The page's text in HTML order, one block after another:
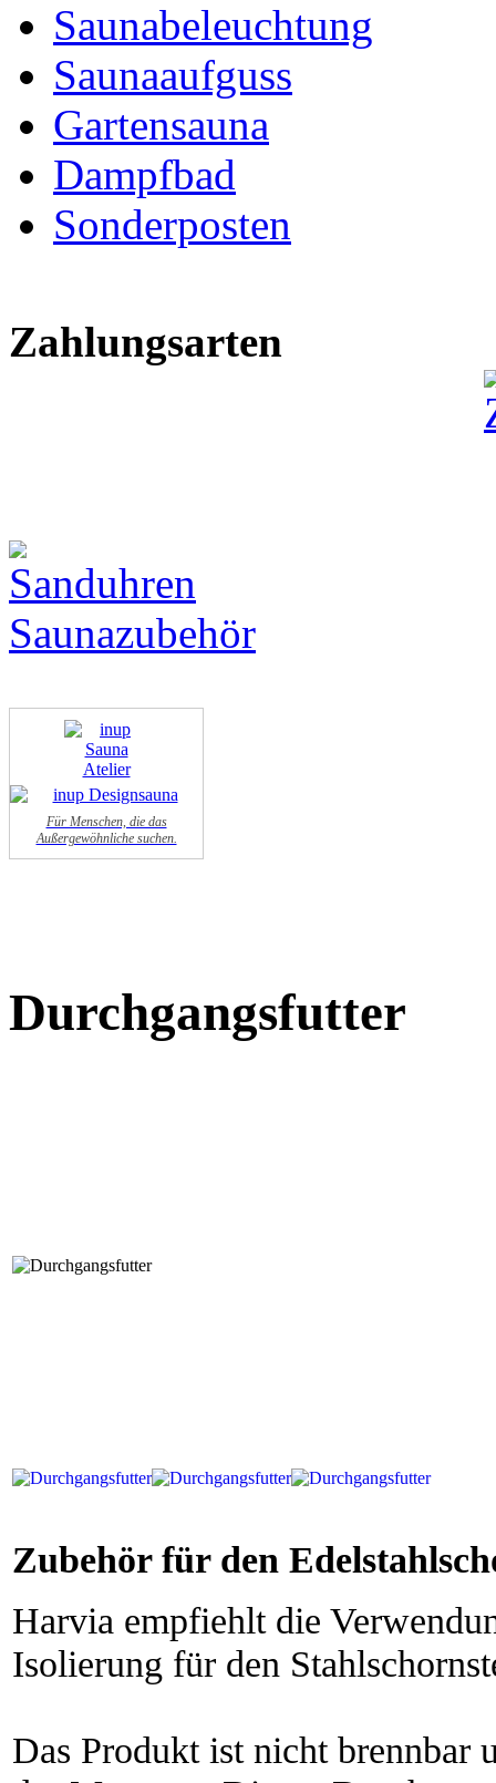
Saunabeleuchtung
Saunaaufguss
Gartensauna
Dampfbad
Sonderposten
Zahlungsarten
Für Menschen, die das
Außergewöhnliche suchen.
Durchgangsfutter
Zubehör für den
Harvia empfiehlt die
Isolierung für den
Das Produkt ist nicht brennbar